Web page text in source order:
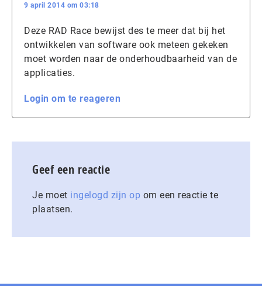
9 april 2014 om 03:18
Deze RAD Race bewijst des te meer dat bij het
ontwikkelen van software ook meteen gekeken
moet worden naar de onderhoudbaarheid van de
applicaties.
Login om te reageren
Geef een reactie
Je moet ingelogd zijn op om een reactie te
plaatsen.